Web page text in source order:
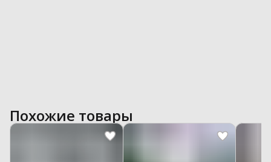
Похожие товары